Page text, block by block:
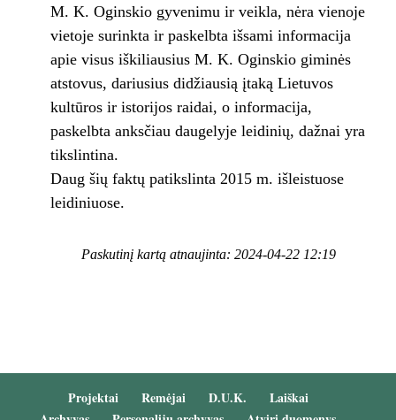
M. K. Oginskio gyvenimu ir veikla, nėra vienoje
vietoje surinkta ir paskelbta išsami informacija
apie visus iškiliausius M. K. Oginskio giminės
atstovus, dariusius didžiausią įtaką Lietuvos
kultūros ir istorijos raidai, o informacija,
paskelbta anksčiau daugelyje leidinių, dažnai yra
tikslintina.
Daug šių faktų patikslinta 2015 m. išleistuose
leidiniuose.
Paskutinį kartą atnaujinta: 2024-04-22 12:19
Projektai Remėjai D.U.K.
Laiškai